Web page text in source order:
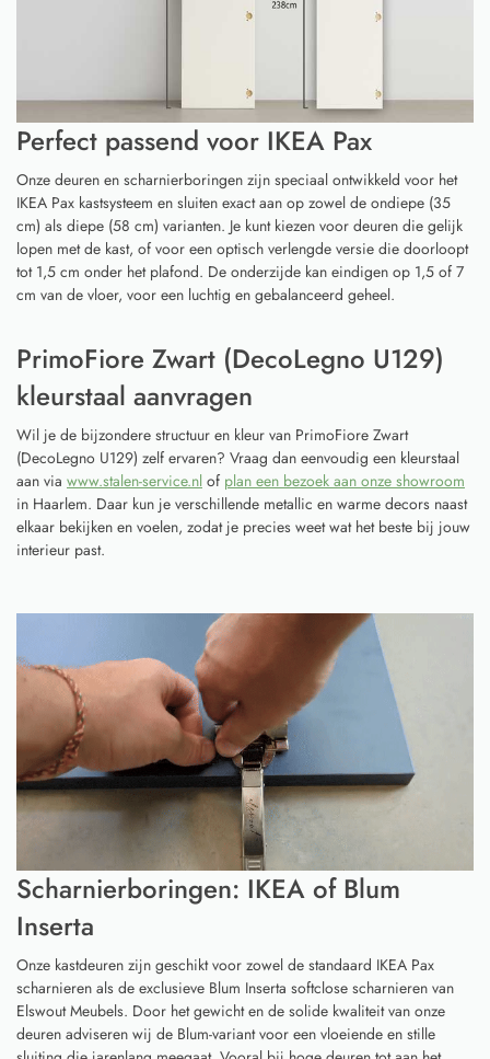
Perfect passend voor IKEA Pax
Onze deuren en scharnierboringen zijn speciaal ontwikkeld voor het
IKEA Pax kastsysteem en sluiten exact aan op zowel de ondiepe (35
cm) als diepe (58 cm) varianten. Je kunt kiezen voor deuren die gelijk
lopen met de kast, of voor een optisch verlengde versie die doorloopt
tot 1,5 cm onder het plafond. De onderzijde kan eindigen op 1,5 of 7
cm van de vloer, voor een luchtig en gebalanceerd geheel.
PrimoFiore Zwart (DecoLegno U129)
kleurstaal aanvragen
Wil je de bijzondere structuur en kleur van PrimoFiore Zwart
(DecoLegno U129) zelf ervaren? Vraag dan eenvoudig een kleurstaal
aan via www.stalen-service.nl of plan een bezoek aan onze showroom
in Haarlem. Daar kun je verschillende metallic en warme decors naast
elkaar bekijken en voelen, zodat je precies weet wat het beste bij jouw
interieur past.
Scharnierboringen: IKEA of Blum
Inserta
Onze kastdeuren zijn geschikt voor zowel de standaard IKEA Pax
scharnieren als de exclusieve Blum Inserta softclose scharnieren van
Elswout Meubels. Door het gewicht en de solide kwaliteit van onze
deuren adviseren wij de Blum-variant voor een vloeiende en stille